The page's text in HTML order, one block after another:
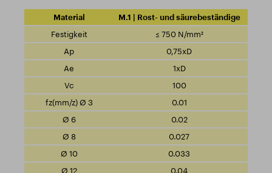
M.1 | Rost- und säurebeständige
≤ 750 N/mm²
0,75xD
1xD
100
0.01
0.02
0.027
0.033
0.04